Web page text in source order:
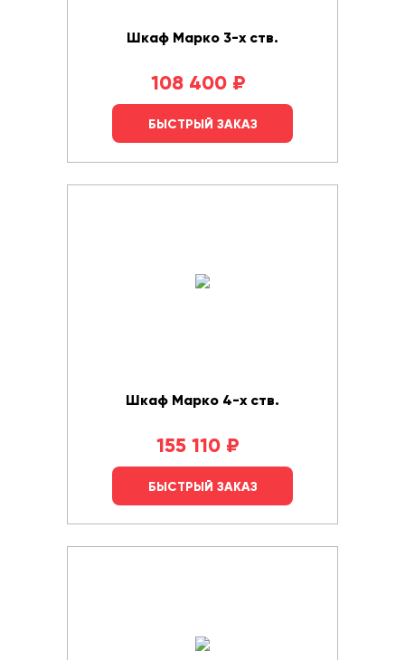
Шкаф Марко 3-х ств.
108 400 ₽
БЫСТРЫЙ ЗАКАЗ
Шкаф Марко 4-х ств.
155 110 ₽
БЫСТРЫЙ ЗАКАЗ